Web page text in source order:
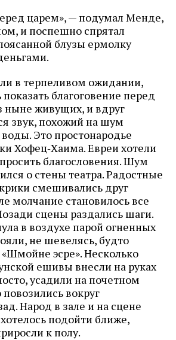
царем», — подумал Менде,
и поспешно спрятал
блузы ермолку
в терпеливом ожидании,
благоговение перед
живущих, и вдруг
звук, похожий на шум
Это простонародье
Хофец‑Хаима. Евреи хотели
благословения. Шум
о стены театра. Радостные
смешивались друг
молчание становилось все
сцены раздались шаги.
в воздухе парой огненных
не шевелясь, будто
эсре». Несколько
ешивы внесли на руках
усадили на почетном
вокруг
Народ в зале и на сцене
подойти ближе,
к полу.